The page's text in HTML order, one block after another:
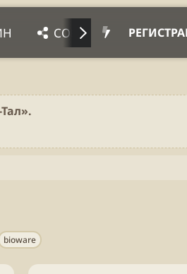
СОЦ. СЕТИ
bioware